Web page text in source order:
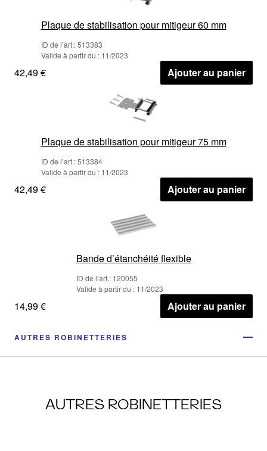
Plaque de stabilisation pour mitigeur 60 mm
ID de l’art.: 513383
Valide à partir du : 11/2023
42,49 € Ajouter au panier
Plaque de stabilisation pour mitigeur 75 mm
ID de l’art.: 513384
Valide à partir du : 11/2023
42,49 € Ajouter au panier
Bande d’étanchéité flexible
ID de l’art.: 120055
Valide à partir du : 11/2023
14,99 € Ajouter au panier
AUTRES ROBINETTERIES
AUTRES ROBINETTERIES